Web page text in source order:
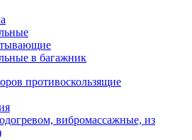
в багажник
противоскользящие
вибромассажные, из